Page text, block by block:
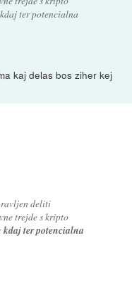
ter potencialna
kaj delas bos ziher kej
deliti
trejde s kripto
kdaj ter potencialna